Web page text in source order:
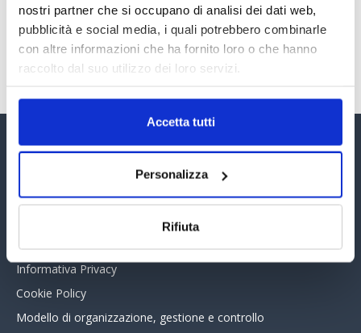
nostri partner che si occupano di analisi dei dati web,
pubblicità e social media, i quali potrebbero combinarle
con altre informazioni che ha fornito loro o che hanno
raccolto dal suo utilizzo dei loro servizi.
Accetta tutti
Personalizza
Rifiuta
TUTTI GLI ARTICOLI DEL MESE
Assinform Editore
Chi siamo
Collabora con noi
Informativa Privacy
Cookie Policy
Modello di organizzazione, gestione e controllo